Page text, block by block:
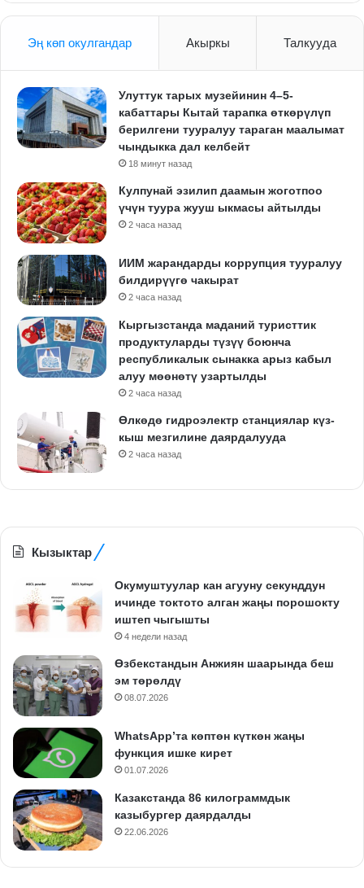
Эң көп окулгандар Акыркы Талкууда
Улуттук тарых музейинин 4–5-
кабаттары Кытай тарапка өткөрүлүп
берилгени тууралуу тараган маалымат
чындыкка дал келбейт
18 минут назад
Кулпунай эзилип даамын жоготпоо
үчүн туура жууш ыкмасы айтылды
2 часа назад
ИИМ жарандарды коррупция тууралуу
билдирүүгө чакырат
2 часа назад
Кыргызстанда маданий туристтик
продуктуларды түзүү боюнча
республикалык сынакка арыз кабыл
алуу мөөнөтү узартылды
2 часа назад
Өлкөдө гидроэлектр станциялар күз-
кыш мезгилине даярдалууда
2 часа назад
Кызыктар
Окумуштуулар кан агууну секунддун
ичинде токтото алган жаңы порошокту
иштеп чыгышты
4 недели назад
Өзбекстандын Анжиян шаарында беш
эм төрөлдү
08.07.2026
WhatsApp’та көптөн күткөн жаңы
функция ишке кирет
01.07.2026
Казакстанда 86 килограммдык
казыбургер даярдалды
22.06.2026